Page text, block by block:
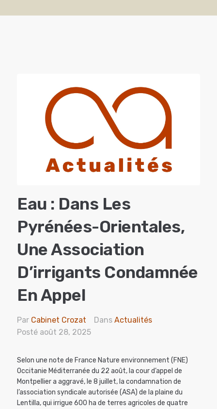
Eau : Dans Les
Pyrénées-Orientales,
Une Association
D’irrigants Condamnée
En Appel
Par Cabinet Crozat Dans Actualités
Posté août 28, 2025
Selon une note de France Nature environnement (FNE)
Occitanie Méditerranée du 22 août, la cour d’appel de
Montpellier a aggravé, le 8 juillet, la condamnation de
l’association syndicale autorisée (ASA) de la plaine du
Lentilla, qui irrigue 600 ha de terres agricoles de quatre